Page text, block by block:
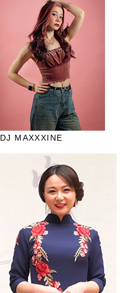
DJ MAXXXINE